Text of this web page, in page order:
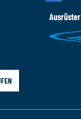
Ausrüster